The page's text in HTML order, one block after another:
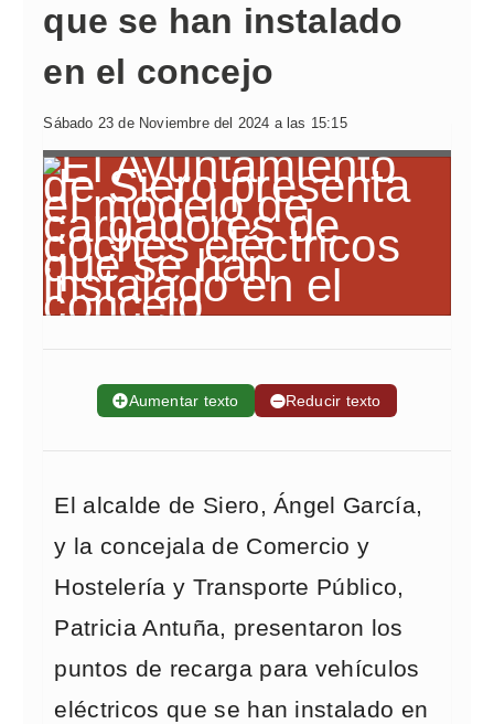
que se han instalado
en el concejo
Sábado 23 de Noviembre del 2024 a las 15:15
➕Aumentar texto ➖Reducir texto
El alcalde de Siero, Ángel García,
y la concejala de Comercio y
Hostelería y Transporte Público,
Patricia Antuña, presentaron los
puntos de recarga para vehículos
eléctricos que se han instalado en